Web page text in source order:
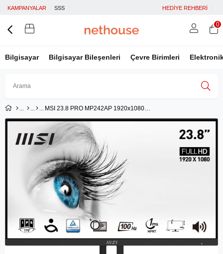
KAMPANYALAR SSS HEDİYE REHBERİ
Bilgisayar Bilgisayar Bileşenleri Çevre Birimleri
0
MSI 23.8 PRO MP242AP 1920x1080 (FHD) FLAT VA 100HZ 1MS ANTI-GLARE MONITOR